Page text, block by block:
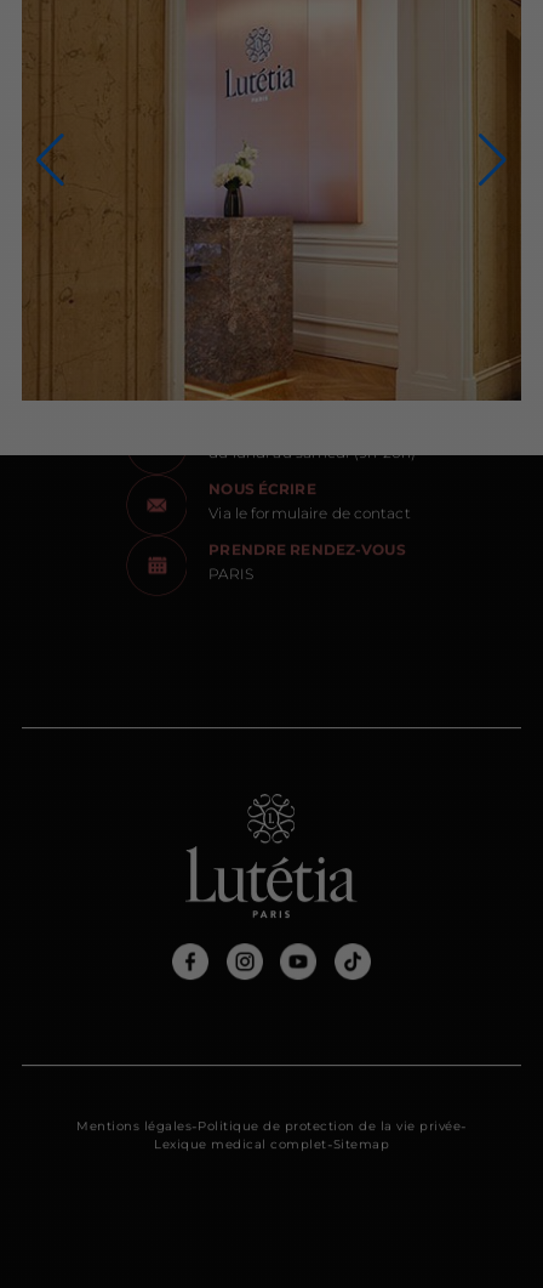
NOUS CONTACTER
du lundi au samedi (9h-20h)
NOUS ÉCRIRE
Via le formulaire de contact
PRENDRE RENDEZ-VOUS
PARIS
Mentions légales-Politique de protection de la vie privée-
Lexique medical complet -Sitemap